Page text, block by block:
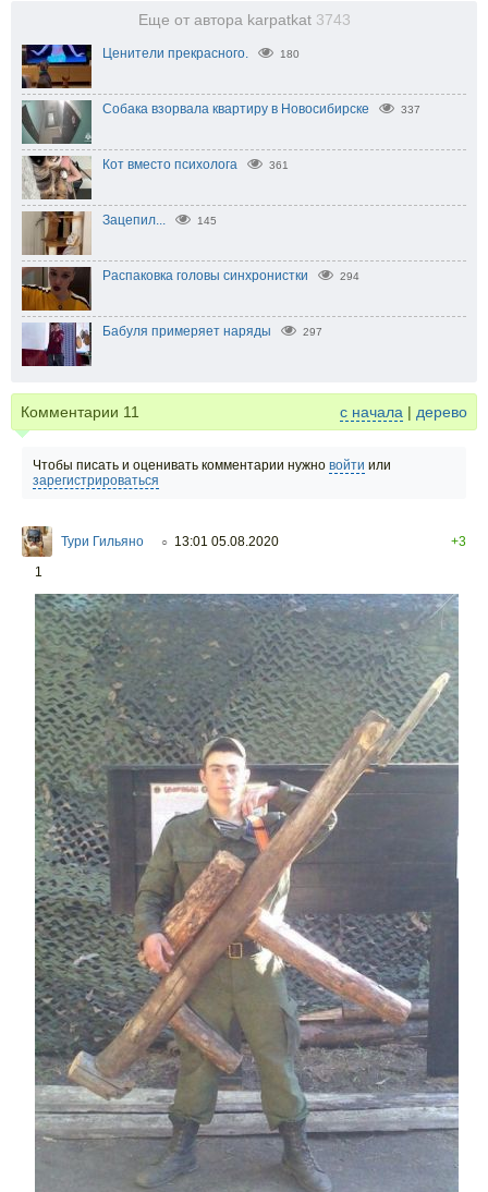
Еще от автора karpatkat 3743
Ценители прекрасного. 180
Собака взорвала квартиру в Новосибирске 337
Кот вместо психолога 361
Зацепил... 145
Распаковка головы синхронистки 294
Бабуля примеряет наряды 297
Комментарии 11 с начала | дерево
Чтобы писать и оценивать комментарии нужно войти или
зарегистрироваться
Тури Гильяно ○ 13:01 05.08.2020
+3
1